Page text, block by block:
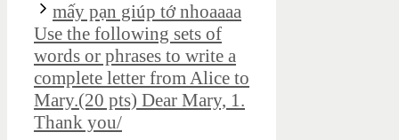
mấy pạn giúp tớ nhoaaaa
Use the following sets of
words or phrases to write a
complete letter from Alice to
Mary.(20 pts) Dear Mary, 1.
Thank you/